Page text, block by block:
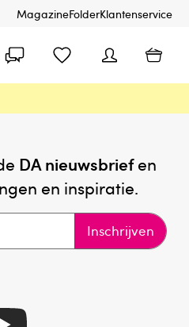
MagazineFolderKlantenservice
DA nieuwsbriefen
en inspiratie.
Inschrijven